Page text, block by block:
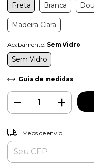
Preta Branca
Madeira Clara
Acabamento: Sem Vidro
Sem Vidro
Guia de medidas
Entregas para o CEP:
Meios de envio